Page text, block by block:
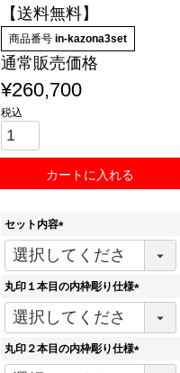
【送料無料】
商品番号 in-kazona3set
通常販売価格
¥260,700
税込
カートに入れる
セット内容
(
必
)
丸印１本目の内枠彫り仕様
(
)
丸印２本目の内枠彫り仕様
(